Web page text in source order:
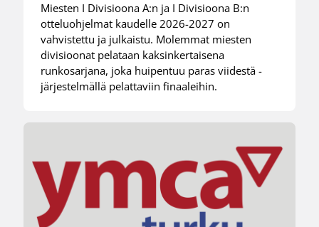
Miesten I Divisioona A:n ja I Divisioona B:n
otteluohjelmat kaudelle 2026-2027 on
vahvistettu ja julkaistu. Molemmat miesten
divisioonat pelataan kaksinkertaisena
runkosarjana, joka huipentuu paras viidestä -
järjestelmällä pelattaviin finaaleihin.